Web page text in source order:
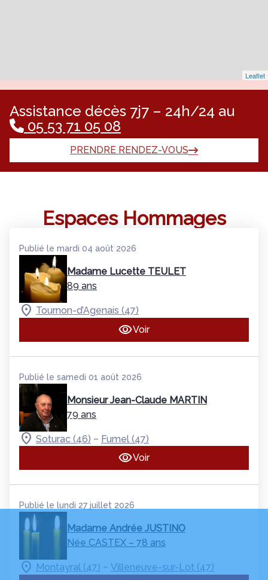
Leaflet
Assistance décès 7j7 – 24h/24 au
05 53 71 05 08
PRENDRE RENDEZ-VOUS
Espaces Hommages
Publié le mardi 04 août 2026
Madame Lucette TEULET
89 ans
Tournon-d’Agenais (47)
Voir
Publié le samedi 01 août 2026
Monsieur Jean-Claude MARTIN
79 ans
Soturac (46) – Fumel (47)
Voir
Publié le lundi 27 juillet 2026
Madame Andrée JUSTINO
Née CASTEX – 78 ans
Montayral (47) – Villeneuve-sur-Lot (47)